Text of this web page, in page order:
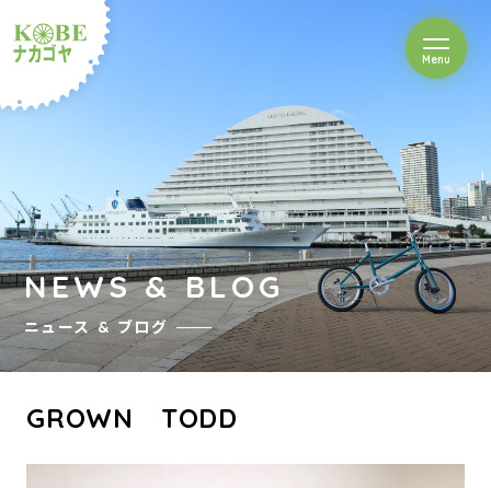
ルショップナカゴヤ
Menuを開閉
NEWS & BLOG
ニュース & ブログ
GROWN TODD